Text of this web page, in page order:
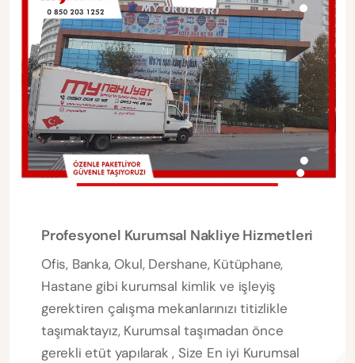
Profesyonel Kurumsal Nakliye Hizmetleri
Ofis, Banka, Okul, Dershane, Kütüphane,
Hastane gibi kurumsal kimlik ve işleyiş
gerektiren çalışma mekanlarınızı titizlikle
taşımaktayız, Kurumsal taşımadan önce
gerekli etüt yapılarak , Size En iyi Kurumsal